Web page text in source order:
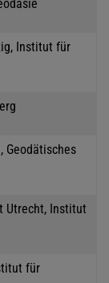
Institut für
Geodätisches
Utrecht, Institut
für